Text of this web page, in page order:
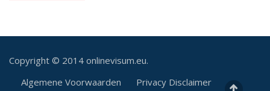
Copyright © 2014 onlinevisum.eu.
Algemene Voorwaarden
Privacy Disclaimer